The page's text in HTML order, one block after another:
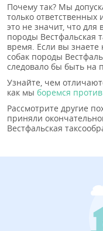
Почему так? Мы
только ответственных
это не значит, что для
породы Вестфальская
время. Если вы знаете
собак породы
следовало бы быть на
Узнайте, чем
как мы боремся
Рассмотрите другие
приняли
Вестфальская